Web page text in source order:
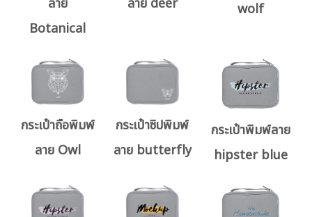
ลาย
Botanical
ลาย deer
wolf
กระเป๋าถือพิมพ์
ลาย Owl
กระเป๋าซิปพิมพ์
ลาย butterfly
กระเป๋าพิมพ์ลาย
hipster blue